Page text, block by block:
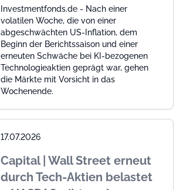
Investmentfonds.de - Nach einer
volatilen Woche, die von einer
abgeschwächten US-Inflation, dem
Beginn der Berichtssaison und einer
erneuten Schwäche bei KI-bezogenen
Technologieaktien geprägt war, gehen
die Märkte mit Vorsicht in das
Wochenende.
17.07.2026
Capital | Wall Street erneut
durch Tech-Aktien belastet